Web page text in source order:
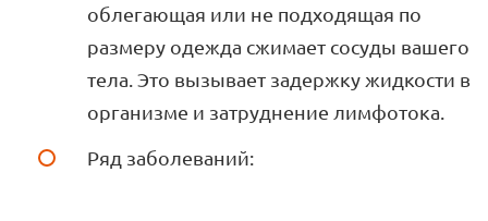
облегающая или не подходящая по
размеру одежда сжимает сосуды вашего
тела. Это вызывает задержку жидкости в
организме и затруднение лимфотока.
Ряд заболеваний: